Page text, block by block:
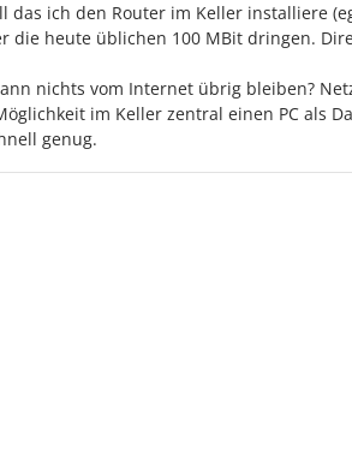
das ich den Router im Keller installiere
die heute üblichen 100 MBit dringen.
nichts vom Internet übrig bleiben?
im Keller zentral einen PC als
genug.